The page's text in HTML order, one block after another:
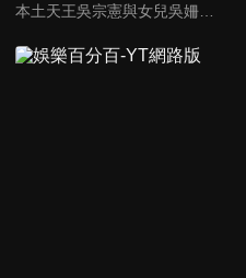
本土天王吳宗憲與女兒吳姍儒（Sandy）搭檔主持，每集邀請來賓暢談演藝圈大小事，父女檔聯手笑果十足，老梗搭上新世代，最新組合強勢登場！